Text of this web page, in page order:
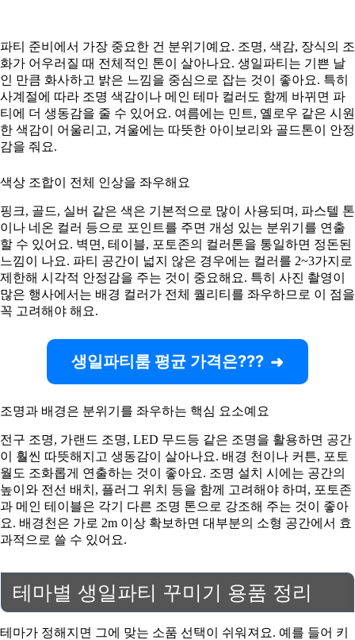
파티 준비에서 가장 중요한 건 분위기예요. 조명, 색감, 장식의 조
화가 어우러질 때 전체적인 톤이 살아나요. 생일파티는 기쁜 날
인 만큼 화사하고 밝은 느낌을 중심으로 잡는 것이 좋아요. 특히
사계절에 따라 조명 색감이나 메인 테마 컬러도 함께 바뀌면 파
티에 더 생동감을 줄 수 있어요. 여름에는 민트, 옐로우 같은 시원
한 색감이 어울리고, 겨울에는 따뜻한 아이보리와 골드톤이 안정
감을 줘요.
색상 조합이 전체 인상을 좌우해요
핑크, 골드, 실버 같은 색은 기본적으로 많이 사용되며, 파스텔 톤
이나 네온 컬러 등으로 포인트를 주면 개성 있는 분위기를 연출
할 수 있어요. 벽면, 테이블, 포토존의 컬러톤을 통일하면 정돈된
느낌이 나요. 파티 공간이 넓지 않은 경우에는 컬러를 2~3가지로
제한해 시각적 안정감을 주는 것이 중요해요. 특히 사진 촬영이
많은 행사에서는 배경 컬러가 전체 퀄리티를 좌우하므로 이 점을
꼭 고려해야 해요.
생일파티룸 평균 가격은???
조명과 배경은 분위기를 좌우하는 핵심 요소예요
전구 조명, 가랜드 조명, LED 무드등 같은 조명을 활용하면 공간
이 훨씬 따뜻해지고 생동감이 살아나요. 배경 천이나 커튼, 포토
월도 조화롭게 연출하는 것이 좋아요. 조명 설치 시에는 공간의
높이와 전선 배치, 플러그 위치 등을 함께 고려해야 하며, 포토존
과 메인 테이블은 각기 다른 조명 톤으로 강조해 주는 것이 좋아
요. 배경천은 가로 2m 이상 확보하면 대부분의 소형 공간에서 효
과적으로 쓸 수 있어요.
테마별 생일파티 꾸미기 용품 정리
테마가 정해지면 그에 맞는 소품 선택이 쉬워져요. 예를 들어 키